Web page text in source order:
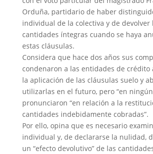
Orduña, partidario de haber
individual de la colectiva y de devolver
cantidades íntegras cuando se haya
estas cláusulas.
Considera que hace dos años sus
condenaron a las entidades de crédito
la aplicación de las cláusulas suelo y
utilizarlas en el futuro, pero “en ningún
pronunciaron “en relación a la
cantidades indebidamente cobradas”.
Por ello, opina que es necesario
individual y, de declararse la nulidad,
un “efecto devolutivo” de las